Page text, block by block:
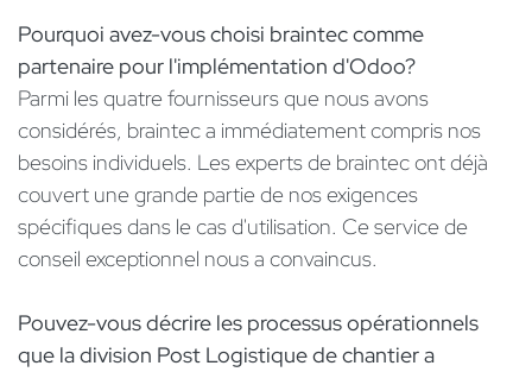
Pourquoi avez-vous choisi braintec comme
partenaire pour l'implémentation d'Odoo?
Parmi les quatre fournisseurs que nous avons
considérés, braintec a immédiatement compris nos
besoins individuels. Les experts de braintec ont déjà
couvert une grande partie de nos exigences
spécifiques dans le cas d'utilisation. Ce service de
conseil exceptionnel nous a convaincus.
Pouvez-vous décrire les processus opérationnels
que la division Post Logistique de chantier a